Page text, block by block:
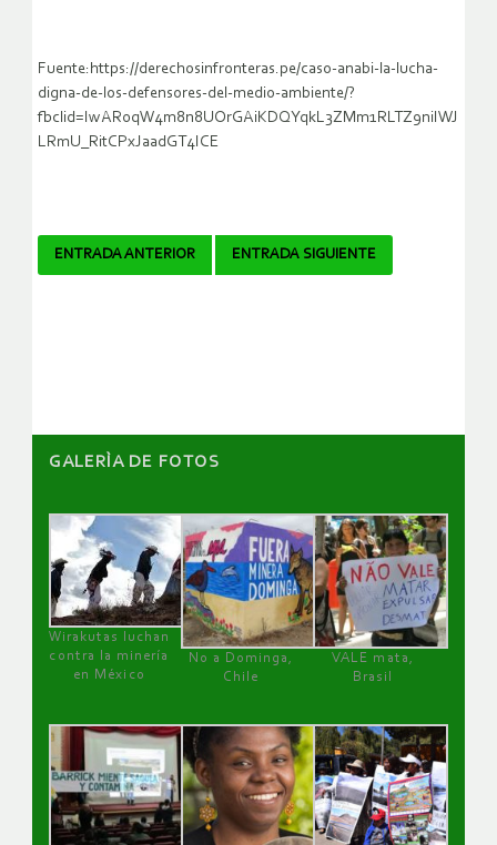
Fuente:https://derechosinfronteras.pe/caso-anabi-la-lucha-
digna-de-los-defensores-del-medio-ambiente/?
fbclid=IwAR0qW4m8n8UOrGAiKDQYqkL3ZMm1RLTZ9niIWJ
LRmU_RitCPxJaadGT4ICE
Navegador
ENTRADA ANTERIOR ENTRADA SIGUIENTE
GALERÌA DE FOTOS
Wirakutas luchan
contra la minería
en México
No a Dominga,
Chile
VALE mata,
Brasil